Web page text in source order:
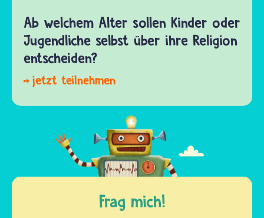
Ab welchem Alter sollen Kinder oder
Jugendliche selbst über ihre Religion
entscheiden?
Frag mich!